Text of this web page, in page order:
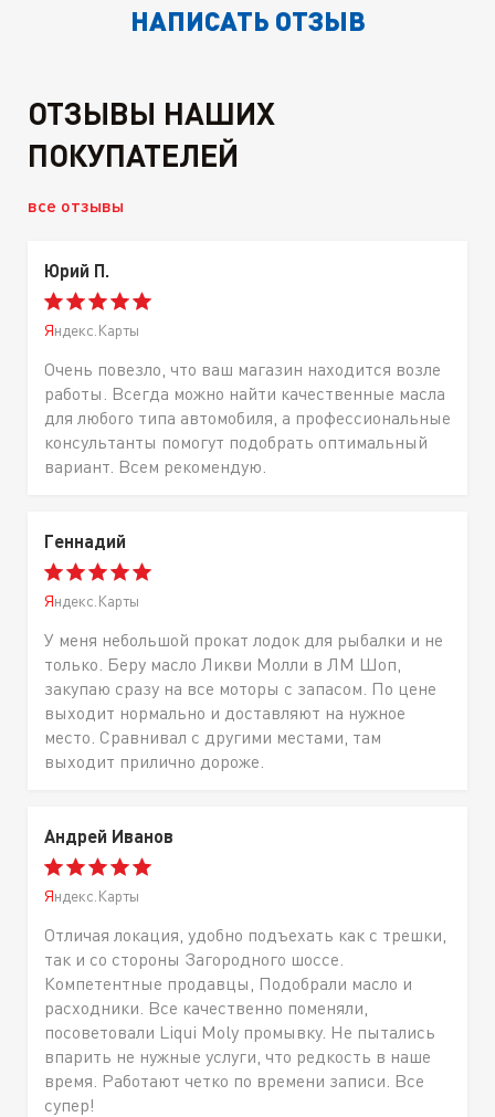
НАПИСАТЬ ОТЗЫВ
ОТЗЫВЫ НАШИХ
ПОКУПАТЕЛЕЙ
все отзывы
Юрий П.
Яндекс.Карты
Очень повезло, что ваш магазин находится возле
работы. Всегда можно найти качественные масла
для любого типа автомобиля, а профессиональные
консультанты помогут подобрать оптимальный
вариант. Всем рекомендую.
Геннадий
Яндекс.Карты
У меня небольшой прокат лодок для рыбалки и не
только. Беру масло Ликви Молли в ЛМ Шоп,
закупаю сразу на все моторы с запасом. По цене
выходит нормально и доставляют на нужное
место. Сравнивал с другими местами, там
выходит прилично дороже.
Андрей Иванов
Яндекс.Карты
Отличая локация, удобно подъехать как с трешки,
так и со стороны Загородного шоссе.
Компетентные продавцы, Подобрали масло и
расходники. Все качественно поменяли,
посоветовали Liqui Moly промывку. Не пытались
впарить не нужные услуги, что редкость в наше
время. Работают четко по времени записи. Все
супер!